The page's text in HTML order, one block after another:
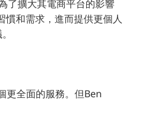
了擴大其電商平台的影響
和需求，進而提供更個人
更全面的服務。但Ben